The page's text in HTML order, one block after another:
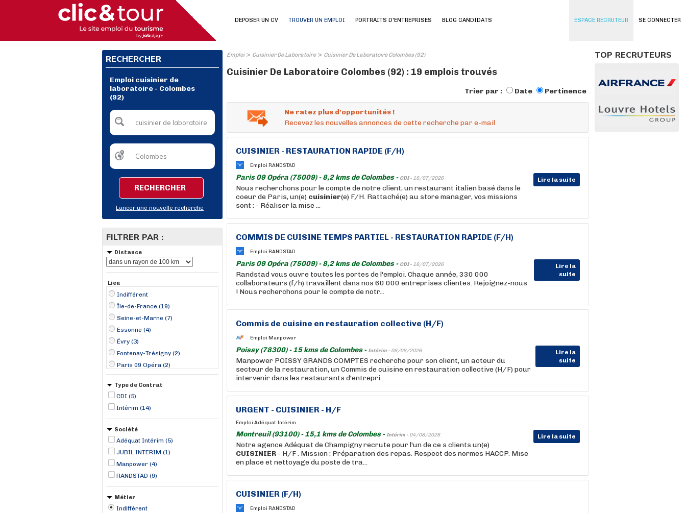
SE CONNECTER
DEPOSER UN CV TROUVER UN EMPLOI PORTRAITS D'ENTREPRISES BLOG CANDIDATS ESPACE RECRUTEUR
RECHERCHER
Emploi cuisinier de
laboratoire - Colombes
(92)
RECHERCHER
Lancer une nouvelle recherche
FILTRER PAR :
Distance
Lieu
Indifférent
Île-de-France (19)
Seine-et-Marne (7)
Essonne (4)
Évry (3)
Fontenay-Trésigny (2)
Paris 09 Opéra (2)
Roissy-en-France (2)
Bonnelles (1)
Marcoussis (1)
Meaux (1)
Type de Contrat
CDI (5)
Intérim (14)
Société
Adéquat Intérim (5)
JUBIL INTERIM (1)
Manpower (4)
RANDSTAD (9)
Métier
Indifférent
Emploi> Cuisinier De Laboratoire> Cuisinier De Laboratoire Colombes (92)
Cuisinier De Laboratoire Colombes (92) : 19 emplois trouvés
Trier par : Date Pertinence
Ne ratez plus d'opportunités !
Recevez les nouvelles annonces de cette recherche par e-mail
CUISINIER - RESTAURATION RAPIDE (F/H)
Emploi RANDSTAD
Paris 09 Opéra (75009) - 8,2 kms de Colombes - CDI - 16/07/2026 Lire la suite
Nous recherchons pour le compte de notre client, un restaurant italien basé dans le
coeur de Paris, un(e) cuisinier(e) F/H. Rattaché(e) au store manager, vos missions
sont : - Réaliser la mise ...
COMMIS DE CUISINE TEMPS PARTIEL - RESTAURATION RAPIDE (F/H)
Emploi RANDSTAD
Paris 09 Opéra (75009) - 8,2 kms de Colombes - CDI - 16/07/2026
Lire la
suite
Randstad vous ouvre toutes les portes de l'emploi. Chaque année, 330 000
collaborateurs (f/h) travaillent dans nos 60 000 entreprises clientes. Rejoignez-nous
! Nous recherchons pour le compte de notr...
Commis de cuisine en restauration collective (H/F)
Emploi Manpower
Poissy (78300) - 15 kms de Colombes -Intérim - 08/08/2026
Lire la
suite
Manpower POISSY GRANDS COMPTES recherche pour son client, un acteur du
secteur de la restauration, un Commis de cuisine en restauration collective (H/F) pour
intervenir dans les restaurants d'entrepri...
URGENT - CUISINIER - H/F
Emploi Adéquat Intérim
Montreuil (93100) - 15,1 kms de Colombes -Intérim - 04/08/2026 Lire la suite
Notre agence Adéquat de Champigny recrute pour l'un de ce s clients un(e)
CUISINIER - H/F . Mission : Préparation des repas. Respect des normes HACCP. Mise
en place et nettoyage du poste de tra...
CUISINIER (F/H)
Emploi RANDSTAD
TOP RECRUTEURS